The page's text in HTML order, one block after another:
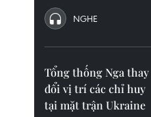
NGHE
Tổng thống Nga thay
đổi vị trí các chỉ huy
tại mặt trận Ukraine